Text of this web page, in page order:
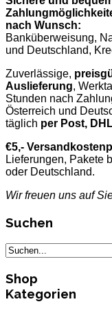
nach Wunsch:
Banküberweisung,
und Deutschland,
Zuverlässige,
Auslieferung,
Stunden nach
Österreich und
täglich per Post,
€5,-
Lieferungen, Pakete
oder Deutschland.
Wir freuen uns auf
Suchen
Shop
Kategorien